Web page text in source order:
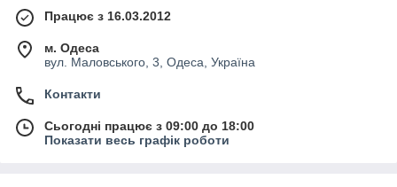
Працює з 16.03.2012
м. Одеса
вул. Маловського, 3, Одеса, Україна
Контакти
Сьогодні працює з 09:00 до 18:00
Показати весь графік роботи